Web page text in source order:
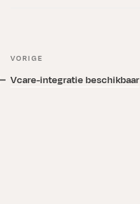
Bericht
navigatie
Vorig
bericht
VORIGE
Vcare-integratie beschikbaar